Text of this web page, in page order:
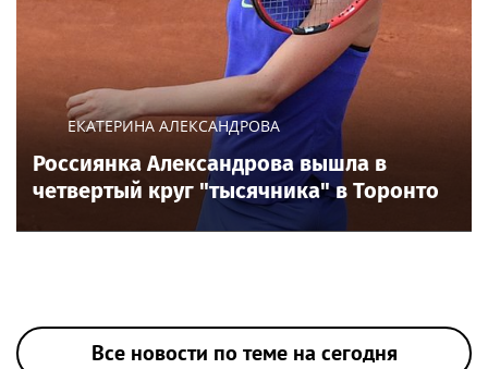
ЕКАТЕРИНА АЛЕКСАНДРОВА
Россиянка Александрова вышла в
четвертый круг "тысячника" в Торонто
Все новости по теме на сегодня